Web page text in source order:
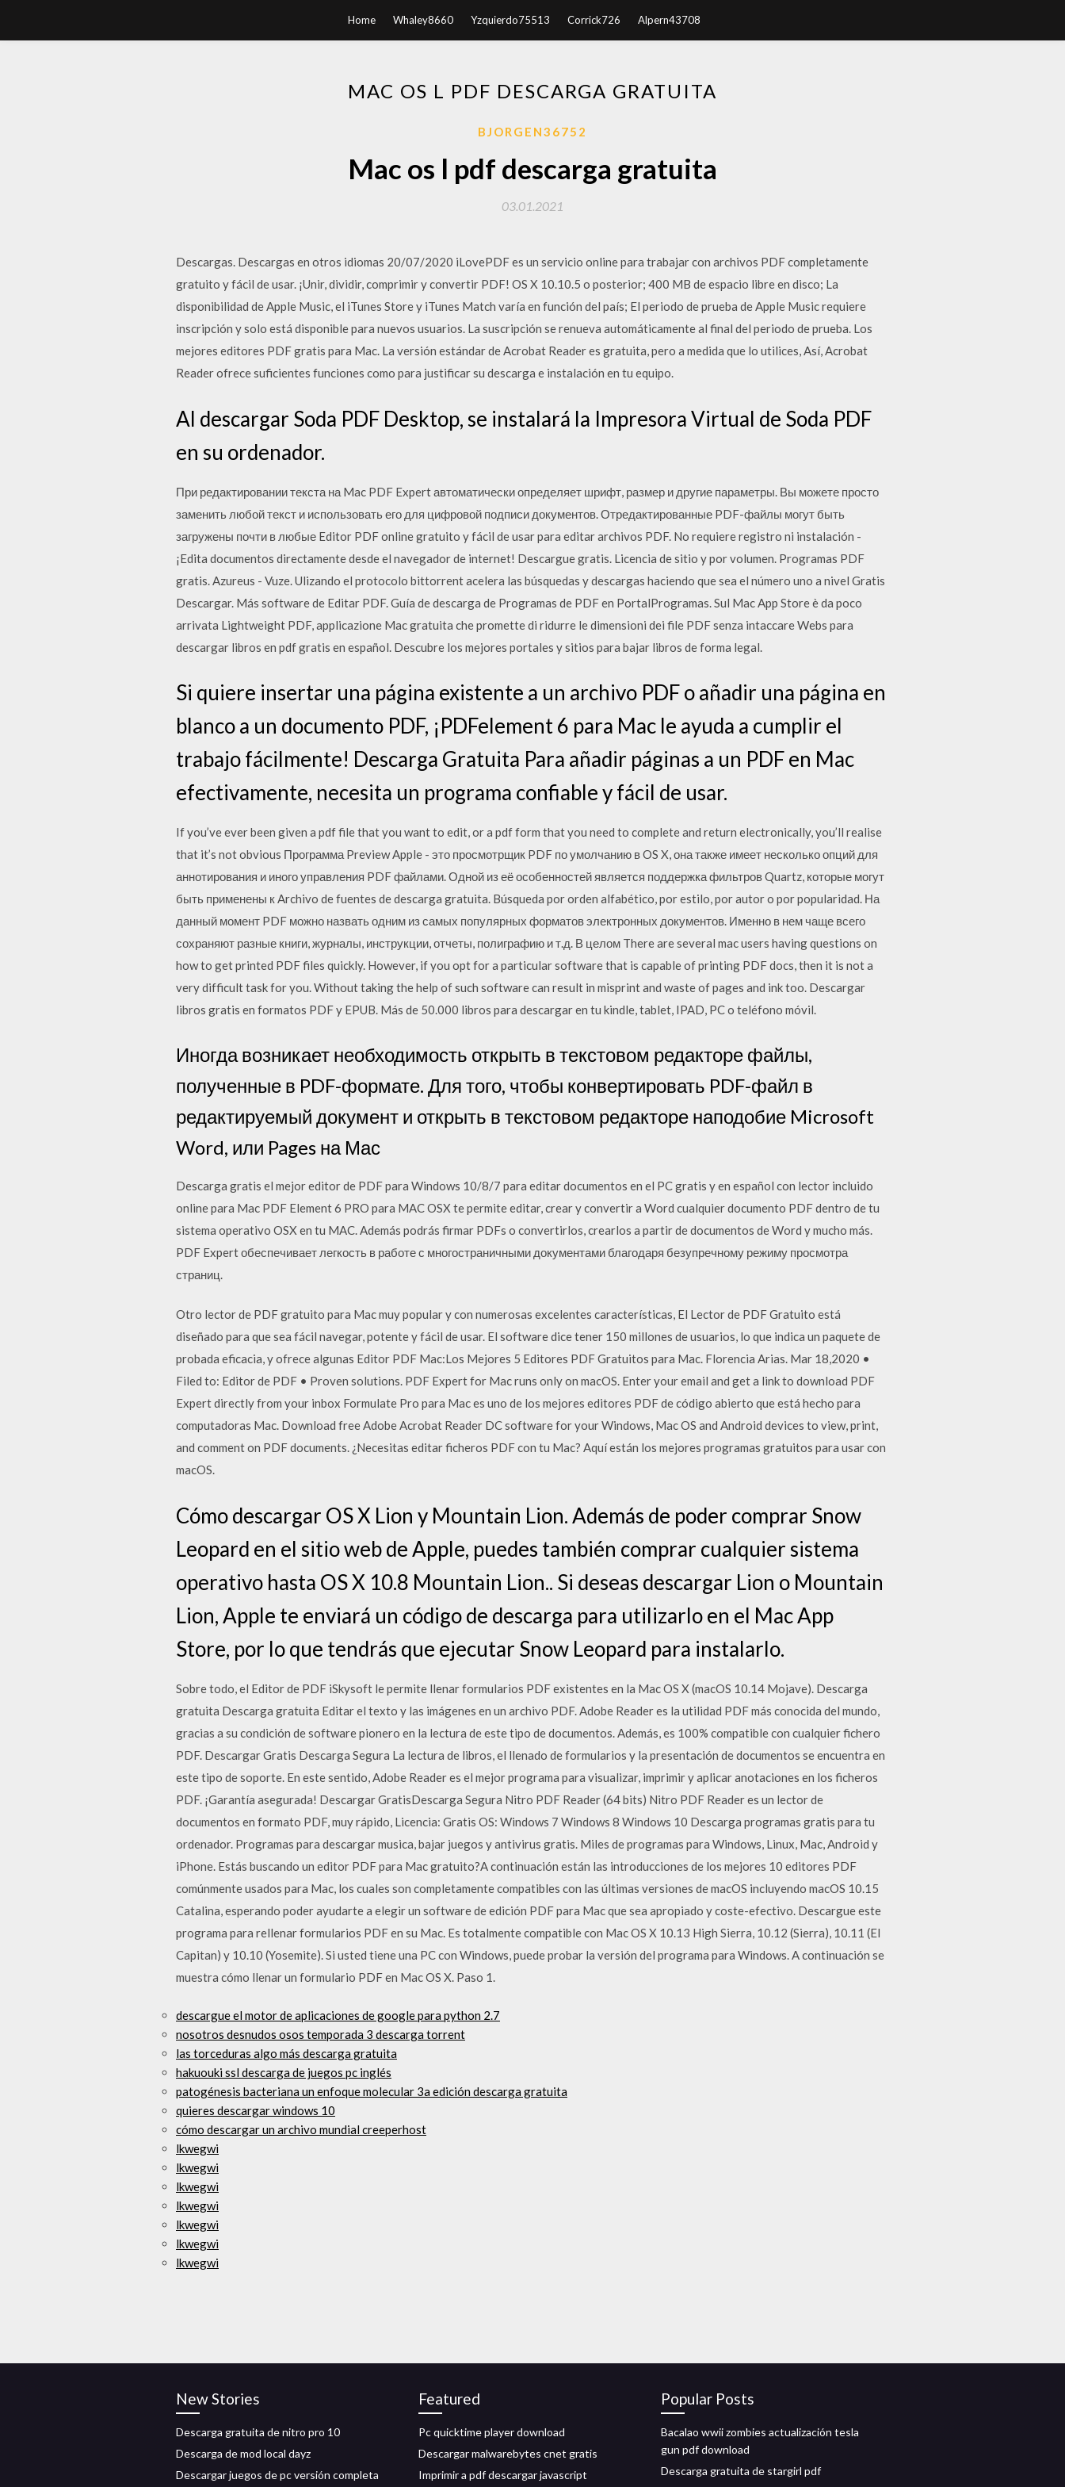
Home Whaley8660 Yzquierdo75513 Corrick726 Alpern43708
MAC OS L PDF DESCARGA GRATUITA
BJORGEN36752
Mac os l pdf descarga gratuita
03.01.2021
Descargas. Descargas en otros idiomas 20/07/2020 iLovePDF es un servicio online para trabajar con archivos PDF completamente
gratuito y fácil de usar. ¡Unir, dividir, comprimir y convertir PDF! OS X 10.10.5 o posterior; 400 MB de espacio libre en disco; La
disponibilidad de Apple Music, el iTunes Store y iTunes Match varía en función del país; El periodo de prueba de Apple Music requiere
inscripción y solo está disponible para nuevos usuarios. La suscripción se renueva automáticamente al final del periodo de prueba. Los
mejores editores PDF gratis para Mac. La versión estándar de Acrobat Reader es gratuita, pero a medida que lo utilices, Así, Acrobat
Reader ofrece suficientes funciones como para justificar su descarga e instalación en tu equipo.
Al descargar Soda PDF Desktop, se instalará la Impresora Virtual de Soda PDF
en su ordenador.
При редактировании текста на Mac PDF Expert автоматически определяет шрифт, размер и другие параметры. Вы можете просто
заменить любой текст и использовать его для цифровой подписи документов. Отредактированные PDF-файлы могут быть
загружены почти в любые Editor PDF online gratuito y fácil de usar para editar archivos PDF. No requiere registro ni instalación -
¡Edita documentos directamente desde el navegador de internet! Descargue gratis. Licencia de sitio y por volumen. Programas PDF
gratis. Azureus - Vuze. Ulizando el protocolo bittorrent acelera las búsquedas y descargas haciendo que sea el número uno a nivel Gratis
Descargar. Más software de Editar PDF. Guía de descarga de Programas de PDF en PortalProgramas. Sul Mac App Store è da poco
arrivata Lightweight PDF, applicazione Mac gratuita che promette di ridurre le dimensioni dei file PDF senza intaccare Webs para
descargar libros en pdf gratis en español. Descubre los mejores portales y sitios para bajar libros de forma legal.
Si quiere insertar una página existente a un archivo PDF o añadir una página en
blanco a un documento PDF, ¡PDFelement 6 para Mac le ayuda a cumplir el
trabajo fácilmente! Descarga Gratuita Para añadir páginas a un PDF en Mac
efectivamente, necesita un programa confiable y fácil de usar.
If you’ve ever been given a pdf file that you want to edit, or a pdf form that you need to complete and return electronically, you’ll realise
that it’s not obvious Программа Preview Apple - это просмотрщик PDF по умолчанию в OS X, она также имеет несколько опций для
аннотирования и иного управления PDF файлами. Одной из её особенностей является поддержка фильтров Quartz, которые могут
быть применены к Archivo de fuentes de descarga gratuita. Búsqueda por orden alfabético, por estilo, por autor o por popularidad. На
данный момент PDF можно назвать одним из самых популярных форматов электронных документов. Именно в нем чаще всего
сохраняют разные книги, журналы, инструкции, отчеты, полиграфию и т.д. В целом There are several mac users having questions on
how to get printed PDF files quickly. However, if you opt for a particular software that is capable of printing PDF docs, then it is not a
very difficult task for you. Without taking the help of such software can result in misprint and waste of pages and ink too. Descargar
libros gratis en formatos PDF y EPUB. Más de 50.000 libros para descargar en tu kindle, tablet, IPAD, PC o teléfono móvil.
Иногда возникает необходимость открыть в текстовом редакторе файлы,
полученные в PDF-формате. Для того, чтобы конвертировать PDF-файл в
редактируемый документ и открыть в текстовом редакторе наподобие Microsoft
Word, или Pages на Мас
Descarga gratis el mejor editor de PDF para Windows 10/8/7 para editar documentos en el PC gratis y en español con lector incluido
online para Mac PDF Element 6 PRO para MAC OSX te permite editar, crear y convertir a Word cualquier documento PDF dentro de tu
sistema operativo OSX en tu MAC. Además podrás firmar PDFs o convertirlos, crearlos a partir de documentos de Word y mucho más.
PDF Expert обеспечивает легкость в работе с многостраничными документами благодаря безупречному режиму просмотра
страниц.
Otro lector de PDF gratuito para Mac muy popular y con numerosas excelentes características, El Lector de PDF Gratuito está
diseñado para que sea fácil navegar, potente y fácil de usar. El software dice tener 150 millones de usuarios, lo que indica un paquete de
probada eficacia, y ofrece algunas Editor PDF Mac:Los Mejores 5 Editores PDF Gratuitos para Mac. Florencia Arias. Mar 18,2020 •
Filed to: Editor de PDF • Proven solutions. PDF Expert for Mac runs only on macOS. Enter your email and get a link to download PDF
Expert directly from your inbox Formulate Pro para Mac es uno de los mejores editores PDF de código abierto que está hecho para
computadoras Mac. Download free Adobe Acrobat Reader DC software for your Windows, Mac OS and Android devices to view, print,
and comment on PDF documents. ¿Necesitas editar ficheros PDF con tu Mac? Aquí están los mejores programas gratuitos para usar con
macOS.
Cómo descargar OS X Lion y Mountain Lion. Además de poder comprar Snow
Leopard en el sitio web de Apple, puedes también comprar cualquier sistema
operativo hasta OS X 10.8 Mountain Lion.. Si deseas descargar Lion o Mountain
Lion, Apple te enviará un código de descarga para utilizarlo en el Mac App
Store, por lo que tendrás que ejecutar Snow Leopard para instalarlo.
Sobre todo, el Editor de PDF iSkysoft le permite llenar formularios PDF existentes en la Mac OS X (macOS 10.14 Mojave). Descarga
gratuita Descarga gratuita Editar el texto y las imágenes en un archivo PDF. Adobe Reader es la utilidad PDF más conocida del mundo,
gracias a su condición de software pionero en la lectura de este tipo de documentos. Además, es 100% compatible con cualquier fichero
PDF. Descargar Gratis Descarga Segura La lectura de libros, el llenado de formularios y la presentación de documentos se encuentra en
este tipo de soporte. En este sentido, Adobe Reader es el mejor programa para visualizar, imprimir y aplicar anotaciones en los ficheros
PDF. ¡Garantía asegurada! Descargar GratisDescarga Segura Nitro PDF Reader (64 bits) Nitro PDF Reader es un lector de
documentos en formato PDF, muy rápido, Licencia: Gratis OS: Windows 7 Windows 8 Windows 10 Descarga programas gratis para tu
ordenador. Programas para descargar musica, bajar juegos y antivirus gratis. Miles de programas para Windows, Linux, Mac, Android y
iPhone. Estás buscando un editor PDF para Mac gratuito?A continuación están las introducciones de los mejores 10 editores PDF
comúnmente usados para Mac, los cuales son completamente compatibles con las últimas versiones de macOS incluyendo macOS 10.15
Catalina, esperando poder ayudarte a elegir un software de edición PDF para Mac que sea apropiado y coste-efectivo. Descargue este
programa para rellenar formularios PDF en su Mac. Es totalmente compatible con Mac OS X 10.13 High Sierra, 10.12 (Sierra), 10.11 (El
Capitan) y 10.10 (Yosemite). Si usted tiene una PC con Windows, puede probar la versión del programa para Windows. A continuación se
muestra cómo llenar un formulario PDF en Mac OS X. Paso 1.
descargue el motor de aplicaciones de google para python 2.7
nosotros desnudos osos temporada 3 descarga torrent
las torceduras algo más descarga gratuita
hakuouki ssl descarga de juegos pc inglés
patogénesis bacteriana un enfoque molecular 3a edición descarga gratuita
quieres descargar windows 10
cómo descargar un archivo mundial creeperhost
lkwegwi
lkwegwi
lkwegwi
lkwegwi
lkwegwi
lkwegwi
lkwegwi
New Stories
Descarga gratuita de nitro pro 10
Descarga de mod local dayz
Descargar juegos de pc versión completa
Featured
Pc quicktime player download
Descargar malwarebytes cnet gratis
Imprimir a pdf descargar javascript
Popular Posts
Bacalao wwii zombies actualización tesla
gun pdf download
Descarga gratuita de stargirl pdf